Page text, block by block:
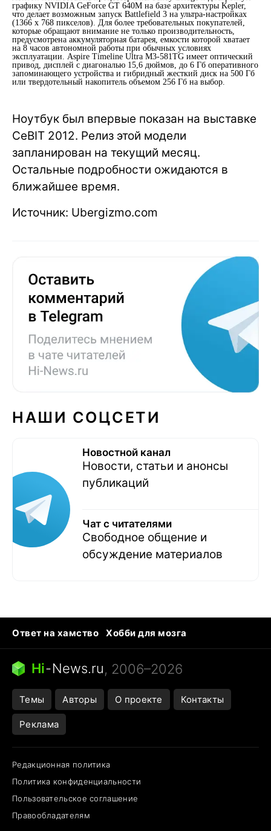
графику NVIDIA GeForce GT 640M на базе архитектуры Kepler,
что делает возможным запуск Battlefield 3 на ультра-настройках
(1366 x 768 пикселов). Для более требовательных покупателей,
которые обращают внимание не только производительность,
предусмотрена аккумуляторная батарея, емкости которой хватает
на 8 часов автономной работы при обычных условиях
эксплуатации. Aspire Timeline Ultra M3-581TG имеет оптический
привод, дисплей с диагональю 15,6 дюймов, до 6 Гб оперативного
запоминающего устройства и гибридный жесткий диск на 500 Гб
или твердотельный накопитель объемом 256 Гб на выбор.
Ноутбук был впервые показан на выставке
CeBIT 2012. Релиз этой модели
запланирован на текущий месяц.
Остальные подробности ожидаются в
ближайшее время.
Источник: Ubergizmo.com
НАШИ СОЦСЕТИ
Новостной канал
Новости, статьи и анонсы
публикаций
Чат с читателями
Свободное общение и
обсуждение материалов
Ответ на хамство
Хобби для мозга
Бензин 100 и 95
Тунцы в океанариуме
Следующая пандемия
Hi-News.ru, 2006–2026
Темы Авторы О проекте Контакты
Реклама
Редакционная политика
Политика конфиденциальности
Пользовательское соглашение
Правообладателям